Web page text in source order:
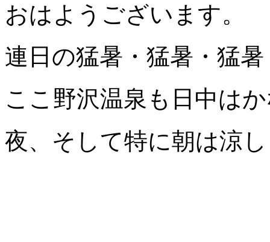
おはようございます。
連日の猛暑・猛暑・猛暑
ここ野沢温泉も日中は
夜、そして特に朝は涼